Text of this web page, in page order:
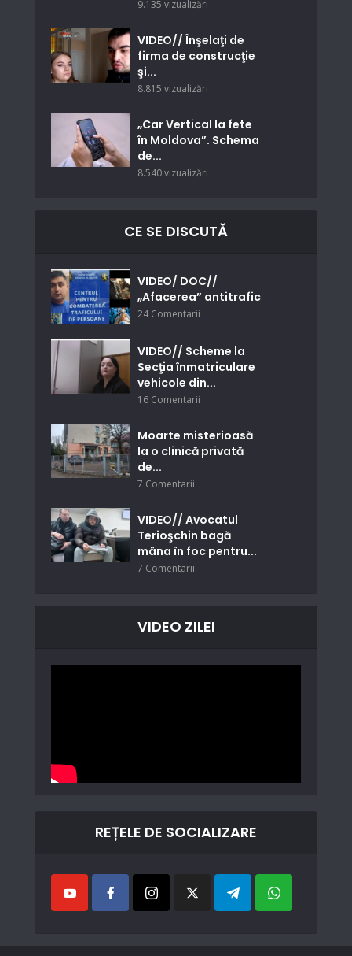
9.135 vizualizări
VIDEO// Înşelaţi de
firma de construcţie
şi...
8.815 vizualizări
„Car Vertical la fete
în Moldova”. Schema
de...
8.540 vizualizări
CE SE DISCUTĂ
VIDEO/ DOC//
„Afacerea” antitrafic
24 Comentarii
VIDEO// Scheme la
Secţia înmatriculare
vehicole din...
16 Comentarii
Moarte misterioasă
la o clinică privată
de...
7 Comentarii
VIDEO// Avocatul
Terioşchin bagă
mâna în foc pentru...
7 Comentarii
VIDEO ZILEI
REȚELE DE SOCIALIZARE